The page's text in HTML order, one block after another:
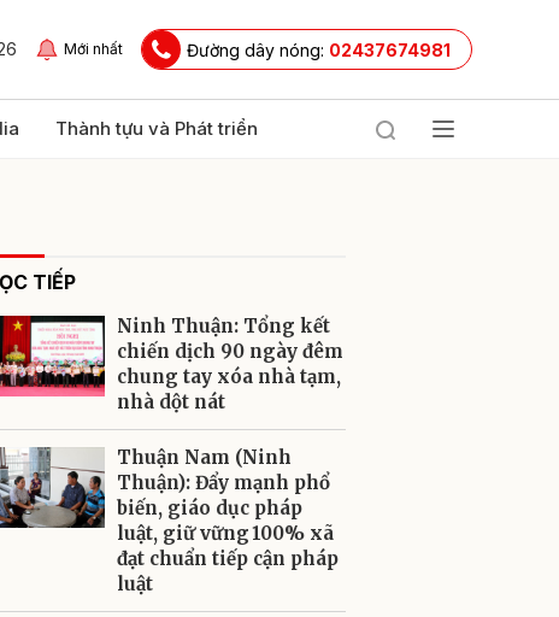
Mới nhất Đường dây nóng: 02437674981
Thành tựu và Phát triển
TIẾP
Ninh Thuận: Tổng kết
chiến dịch 90 ngày đêm
chung tay xóa nhà tạm,
nhà dột nát
Thuận Nam (Ninh
Thuận): Đẩy mạnh phổ
biến, giáo dục pháp
luật, giữ vững 100% xã
đạt chuẩn tiếp cận pháp
luật
Gửi